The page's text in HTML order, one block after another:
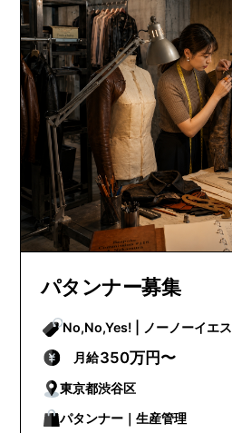
パタンナー募集
No,No,Yes! | ノーノーイエス
月給350万円〜
東京都渋谷区
パタンナー｜生産管理